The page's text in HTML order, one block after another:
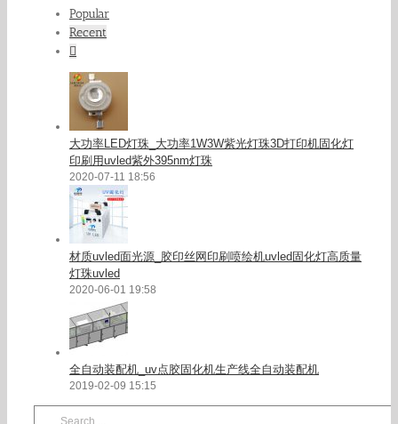
Popular
Recent
大功率LED灯珠_大功率1W3W紫光灯珠3D打印机固化灯
印刷用uvled紫外395nm灯珠
2020-07-11 18:56
材质uvled面光源_胶印丝网印刷喷绘机uvled固化灯高质量
灯珠uvled
2020-06-01 19:58
全自动装配机_uv点胶固化机生产线全自动装配机
2019-02-09 15:15